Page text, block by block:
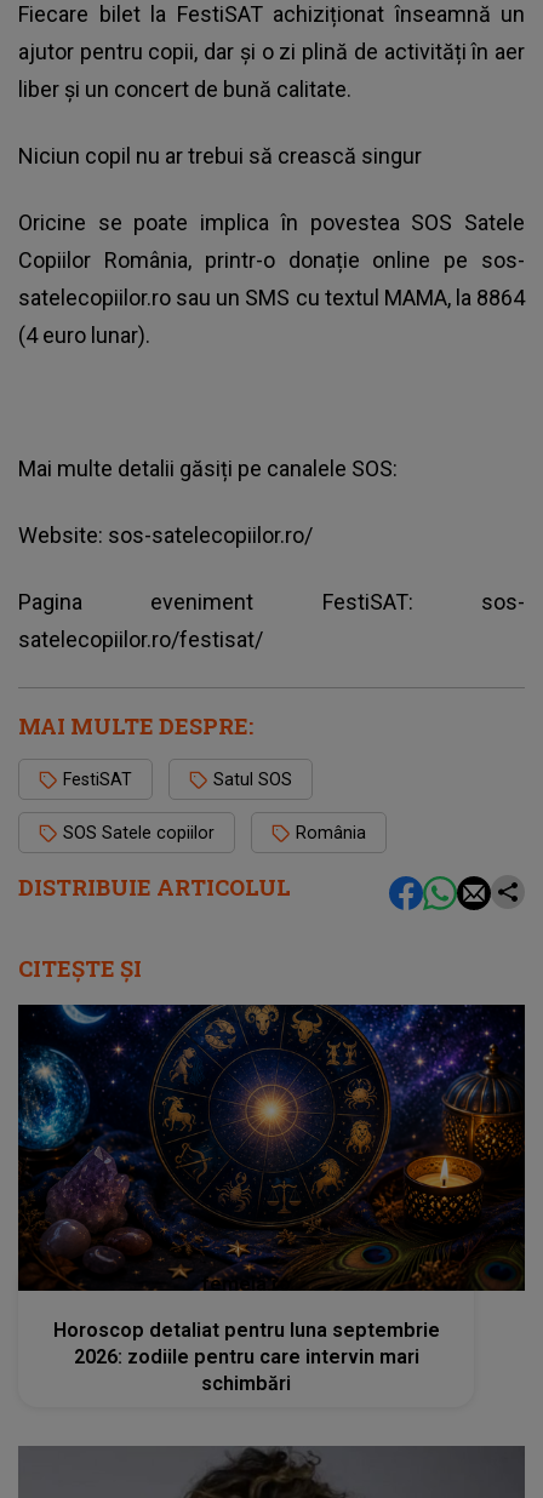
DISTRIBUIE ARTICOLUL
Fiecare bilet la FestiSAT achiziționat înseamnă un
ajutor pentru copii, dar și o zi plină de activități în aer
liber și un concert de bună calitate.
Niciun copil nu ar trebui să crească singur
Oricine se poate implica în povestea SOS Satele
Copiilor România, printr-o donație online pe sos-
satelecopiilor.ro sau un SMS cu textul MAMA, la 8864
(4 euro lunar).
Mai multe detalii găsiți pe canalele SOS:
Website: sos-satelecopiilor.ro/
Pagina eveniment FestiSAT: sos-
satelecopiilor.ro/festisat/
MAI MULTE DESPRE:
FestiSAT Satul SOS
SOS Satele copiilor România
CITEȘTE ȘI
femeia.ro
Horoscop detaliat pentru luna septembrie
2026: zodiile pentru care intervin mari
schimbări